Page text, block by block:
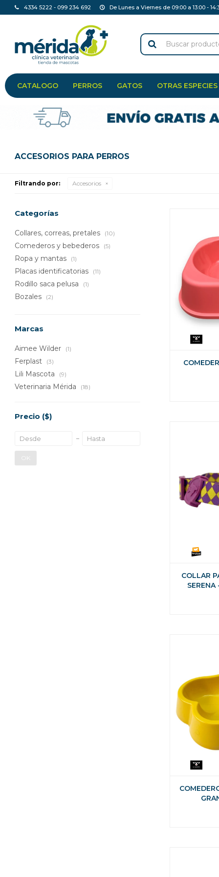
CATALOGO PERROS GATOS OTRAS ESPECIES
4334 5222 - 099 234 692 De Lunes a Viernes de 09:00 a 13:00 -
ACCESORIOS PARA PERROS
Filtrando por: Accesorios
COLLAR
Categorías
Collares, correas, pretales (10)
Comederos y bebederos (5)
Ropa y mantas (1)
Placas identificatorias (11)
Rodillo saca pelusa (1)
Bozales (2)
Marcas
Aimee Wilder (1)
Ferplast (3)
Lili Mascota (9)
Veterinaria Mérida (18)
Precio ($)
OK